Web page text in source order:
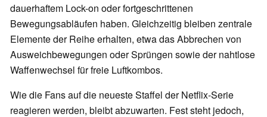
dauerhaftem Lock-on oder fortgeschrittenen
Bewegungsabläufen haben. Gleichzeitig bleiben zentrale
Elemente der Reihe erhalten, etwa das Abbrechen von
Ausweichbewegungen oder Sprüngen sowie der nahtlose
Waffenwechsel für freie Luftkombos.
Wie die Fans auf die neueste Staffel der Netflix-Serie
reagieren werden, bleibt abzuwarten. Fest steht jedoch,